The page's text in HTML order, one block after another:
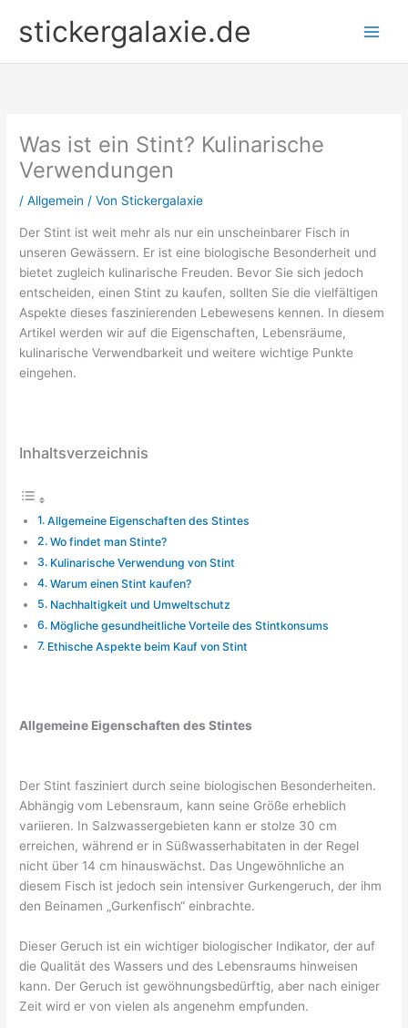
Inhaltstickergalaxie.de
Was ist ein Stint? Kulinarische
Verwendungen
/Allgemein / Von Stickergalaxie
Der Stint ist weit mehr als nur ein unscheinbarer Fisch in
unseren Gewässern. Er ist eine biologische Besonderheit und
bietet zugleich kulinarische Freuden. Bevor Sie sich jedoch
entscheiden, einen Stint zu kaufen, sollten Sie die vielfältigen
Aspekte dieses faszinierenden Lebewesens kennen. In diesem
Artikel werden wir auf die Eigenschaften, Lebensräume,
kulinarische Verwendbarkeit und weitere wichtige Punkte
eingehen.
Inhaltsverzeichnis
Allgemeine Eigenschaften des Stintes
Wo findet man Stinte?
Kulinarische Verwendung von Stint
Warum einen Stint kaufen?
Nachhaltigkeit und Umweltschutz
Mögliche gesundheitliche Vorteile des Stintkonsums
Ethische Aspekte beim Kauf von Stint
Allgemeine Eigenschaften des Stintes
Der Stint fasziniert durch seine biologischen Besonderheiten.
Abhängig vom Lebensraum, kann seine Größe erheblich
variieren. In Salzwassergebieten kann er stolze 30 cm
erreichen, während er in Süßwasserhabitaten in der Regel
nicht über 14 cm hinauswächst. Das Ungewöhnliche an
diesem Fisch ist jedoch sein intensiver Gurkengeruch, der ihm
den Beinamen „Gurkenfisch“ einbrachte.
Dieser Geruch ist ein wichtiger biologischer Indikator, der auf
die Qualität des Wassers und des Lebensraums hinweisen
kann. Der Geruch ist gewöhnungsbedürftig, aber nach einiger
Zeit wird er von vielen als angenehm empfunden.